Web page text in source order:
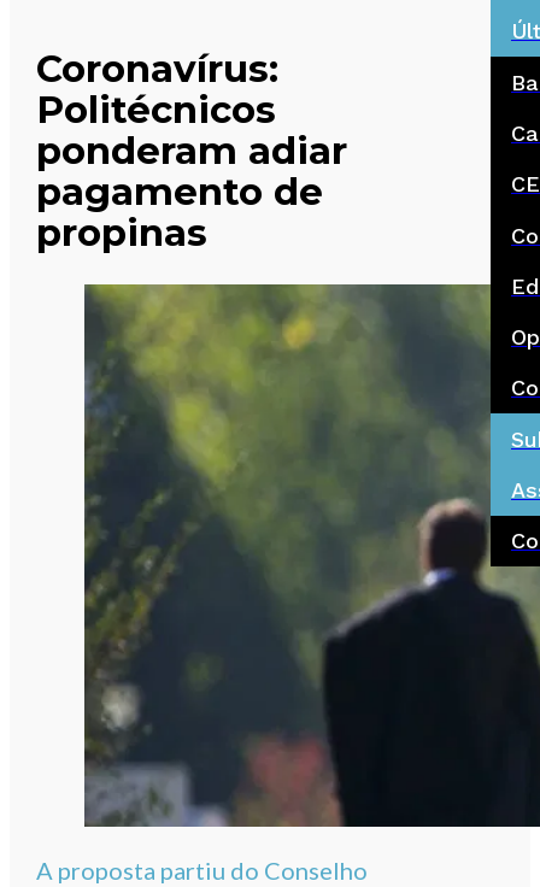
Coronavírus:
Politécnicos
ponderam adiar
pagamento de
propinas
A proposta partiu do Conselho